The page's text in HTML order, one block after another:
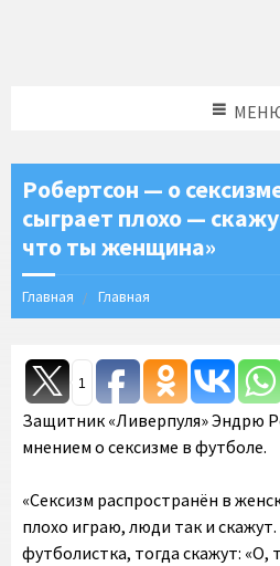
Робертсон — о
сыграет плохо —
что ты женщина»
Главная Главная
1
Защитник «Ливерпуля» Эндрю
мнением о сексизме в футболе.
«Сексизм распространён в
плохо играю, люди так и
футболистка, тогда скажут: «О,